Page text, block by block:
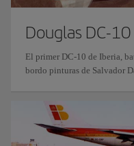
Douglas DC-10
El primer DC-10 de Iberia,
bordo pinturas de Salvador